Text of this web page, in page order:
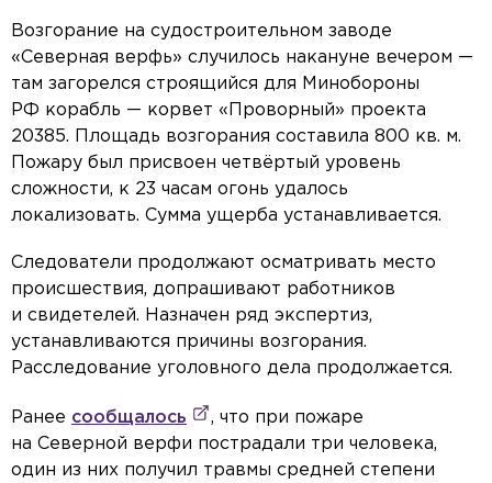
Возгорание на судостроительном заводе
«Северная верфь» случилось накануне вечером —
там загорелся строящийся для Минобороны
РФ корабль — корвет «Проворный» проекта
20385. Площадь возгорания составила 800 кв. м.
Пожару был присвоен четвёртый уровень
сложности, к 23 часам огонь удалось
локализовать. Сумма ущерба устанавливается.
Следователи продолжают осматривать место
происшествия, допрашивают работников
и свидетелей. Назначен ряд экспертиз,
устанавливаются причины возгорания.
Расследование уголовного дела продолжается.
Ранее сообщалось
, что при пожаре
на Северной верфи пострадали три человека,
один из них получил травмы средней степени